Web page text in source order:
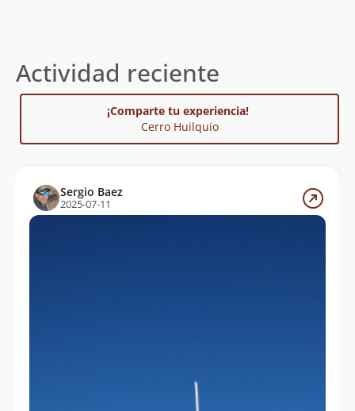
Actividad reciente
¡Comparte tu experiencia!
Cerro Huilquio
Sergio Baez
2025-07-11